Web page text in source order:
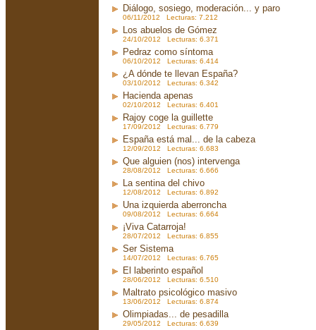
Diálogo, sosiego, moderación... y paro
06/11/2012 Lecturas: 7.212
Los abuelos de Gómez
24/10/2012 Lecturas: 6.371
Pedraz como síntoma
06/10/2012 Lecturas: 6.414
¿A dónde te llevan España?
03/10/2012 Lecturas: 6.342
Hacienda apenas
02/10/2012 Lecturas: 6.401
Rajoy coge la guillette
17/09/2012 Lecturas: 6.779
España está mal... de la cabeza
12/09/2012 Lecturas: 6.683
Que alguien (nos) intervenga
28/08/2012 Lecturas: 6.666
La sentina del chivo
12/08/2012 Lecturas: 6.892
Una izquierda aberroncha
09/08/2012 Lecturas: 6.664
¡Viva Catarroja!
28/07/2012 Lecturas: 6.855
Ser Sistema
14/07/2012 Lecturas: 6.765
El laberinto español
28/06/2012 Lecturas: 6.510
Maltrato psicológico masivo
13/06/2012 Lecturas: 6.874
Olimpiadas... de pesadilla
29/05/2012 Lecturas: 6.639